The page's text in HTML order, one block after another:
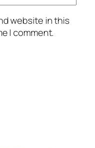
website in this
I comment.